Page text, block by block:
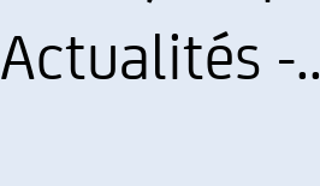
Actualités -